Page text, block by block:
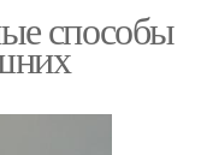
способы